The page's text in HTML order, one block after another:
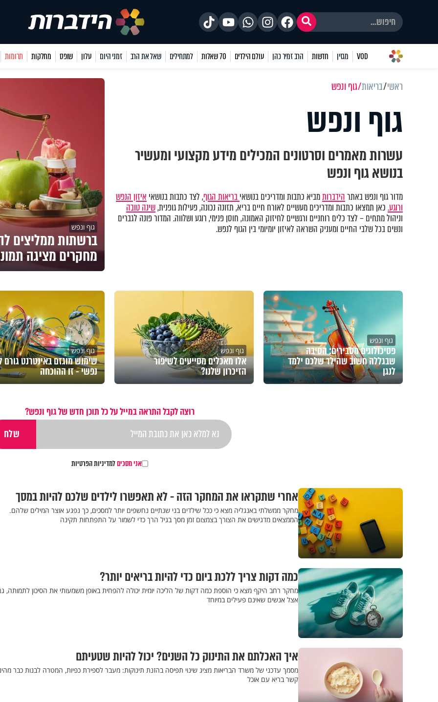
VOD מגזין חדשות הרב זמיר כהן עולם הילדים 70 שאלות למתחילים שאל את הרב זמני היום עלון שופס מחלקות תרומות
ראשי בריאות גוף ונפש
גוף ונפש
עשרות מאמרים וסרטונים המכילים מידע מקצועי ומעשיר
בנושא גוף ונפש
מדור גוף ונפש באתרהידברותמביא כתבות ומדריכים בנושאיבריאות הגוף, לצד כתבות בנושאי איזון הנפש
ורוגע.כאן תמצאו כתבות ומדריכים מעשיים לאורח חיים בריא, תזונה נכונה, פעילות גופנית,שינה טובה
וניהול מתחים – לצד כלים רוחניים ורגשיים לחיזוק האמונה, חוסן פנימי, רוגע ושלווה. המדור פונה לגברים
ונשים בכל שלבי החיים ומעניק השראה לאיזון יומיומי בין הגוף לנפש.
גוף ונפש
מחקרים מציגה
גוף ונפש
פסיכולוגים מסבירים: הסיבה
שבגללה חשוב שהילד שלכם ילמד
לנגן
גוף ונפש
אלו מאכלים מסייעים לשיפור
הזיכרון שלנו?
גוף ונפש
שימוש מוגזם באינטרנט גורם
נפשי - זו ההוכחה
רוצה לקבל התראה במייל על כל תוכן חדש של גוף ונפש?
אני מסכיםלמדיניות הפרטיות
אחרי שתקראו את המחקר הזה - לא תאפשרו לילדים שלכם להיות במסך
מחקר ממשלתי באנגליה מצא כי ככל שילדים בני שנתיים נחשפים יותר למסכים, כך נפגע אוצר המילים שלהם.
הממצאים מדגישים את הצורך בצמצום זמן מסך בגיל הרך כדי לשמור על התפתחות תקינה
כמה דקות צריך ללכת ביום כדי להיות בריאים יותר?
מחקר רחב היקף מצא כי הוספת כמה דקות של הליכה יומית יכולה להפחית באופן משמעותי את הסיכון לתמותה,
אצל אנשים שאינם פעילים במיוחד
איך האכלתם את התינוק כל השנים? יכול להיות שטעיתם
מסמך עדכני של משרד הבריאות מציג שינוי תפיסה בהזנת תינוקות: מעבר לספירת כפיות, המטרה לבנות כבר
קשר בריא עם אוכל